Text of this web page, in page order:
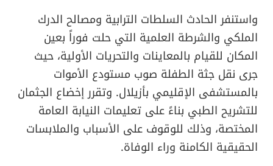
​واستنفر الحادث السلطات الترابية ومصالح الدرك
الملكي والشرطة العلمية التي حلت فوراً بعين
المكان للقيام بالمعاينات والتحريات الأولية، حيث
جرى نقل جثة الطفلة صوب مستودع الأموات
بالمستشفى الإقليمي بأزيلال. وتقرر إخضاع الجثمان
للتشريح الطبي بناءً على تعليمات النيابة العامة
المختصة، وذلك للوقوف على الأسباب والملابسات
الحقيقية الكامنة وراء الوفاة.